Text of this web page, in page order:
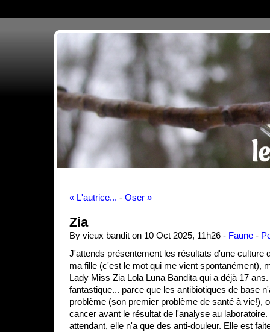
« L'autrice... - Oser »
Zia
By vieux bandit on 10 Oct 2025, 11h26 - Faune -
J'attends présentement les résultats d'une culture
ma fille (c'est le mot qui me vient spontanément),
Lady Miss Zia Lola Luna Bandita qui a déjà 17
fantastique... parce que les antibiotiques de base
problème (son premier problème de santé à vie!),
cancer avant le résultat de l'analyse au
attendant, elle n'a que des anti-douleur. Elle est